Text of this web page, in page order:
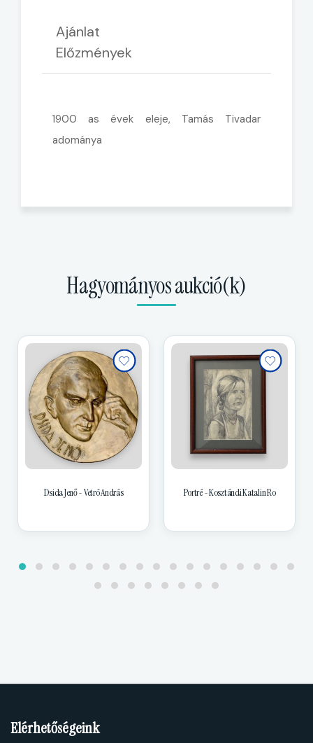
Ajánlat
Előzmények
1900 as évek eleje, Tamás Tivadar
adománya
Hagyományos aukció(k)
Dsida Jenő - Vetró András Portré - Kosztándi Katalin Ro
Elérhetőségeink